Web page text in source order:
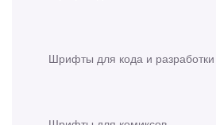
Шрифты для кода и разработки